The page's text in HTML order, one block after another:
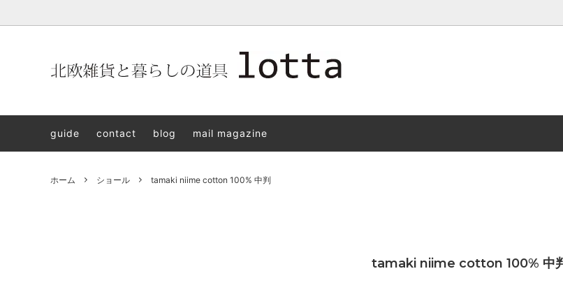
北欧雑貨と暮らしの道具lotta 神戸にある北欧雑貨と暮らしの道具ロッタのオンラインストア【アラビア,クイストゴーなどの
アクセサリー
STAVANGERFLINT
guide
contact blog mail magazine
ホーム ショール tamaki niime cotton 100% 中判
tamaki niime cotton 100% 中